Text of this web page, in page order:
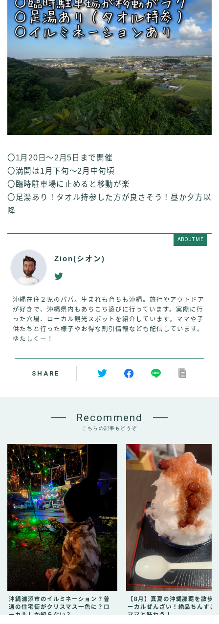
〇1月20日～2月5日まで開催
〇満開は1月下旬～2月中旬頃
〇臨時駐車場に止めると移動が楽
〇足湯あり！タオル持参した方が良さそう！昼か夕方以
降
ABOUT ME
Zion(シオン)
沖縄在住２児のパパ。生まれも育ちも沖縄。旅行やアウトドア
が好きで、沖縄県内もあちこち遊びに行っています。実際に行
った穴場、ローカル観光スポットを紹介しています。ママや子
供たちと行った様子やお得な割引情報なども配信しています。
ゆたしくー！
SHARE
Recommend
こちらの記事もどうぞ
沖縄浦添市のイルミネーション？普
通の住宅街がクリスマス一色に？ロ
ーカルしか知らない？
【8月】真夏の沖縄那覇を散歩
ーカルぜんざい！絶品ちんすこ
ママと味わう！